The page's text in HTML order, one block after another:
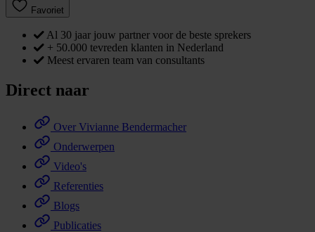
Favoriet
Al 30 jaar jouw partner voor de beste sprekers
+ 50.000 tevreden klanten in Nederland
Meest ervaren team van consultants
Direct naar
Over Vivianne Bendermacher
Onderwerpen
Video's
Referenties
Blogs
Publicaties